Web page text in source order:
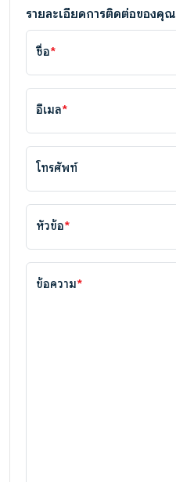
รายละเอียดการติดต่อของคุณ
ชื่อ*
อีเมล*
โทรศัพท์
หัวข้อ*
ข้อความ*